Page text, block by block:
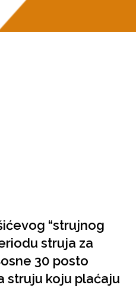
“strujnog
struja za
30 posto
struju koju plaćaju